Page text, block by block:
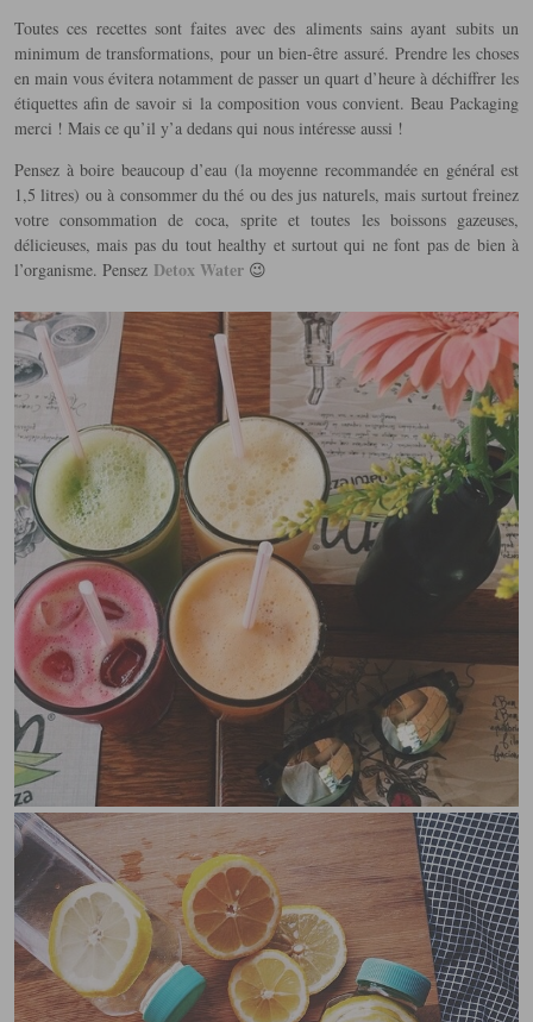
Toutes ces recettes sont faites avec des aliments sains ayant subits un
minimum de transformations, pour un bien-être assuré. Prendre les choses
en main vous évitera notamment de passer un quart d’heure à déchiffrer les
étiquettes afin de savoir si la composition vous convient. Beau Packaging
merci ! Mais ce qu’il y’a dedans qui nous intéresse aussi !
Pensez à boire beaucoup d’eau (la moyenne recommandée en général est
1,5 litres) ou à consommer du thé ou des jus naturels, mais surtout freinez
votre consommation de coca, sprite et toutes les boissons gazeuses,
délicieuses, mais pas du tout healthy et surtout qui ne font pas de bien à
l’organisme. Pensez Detox Water 😉